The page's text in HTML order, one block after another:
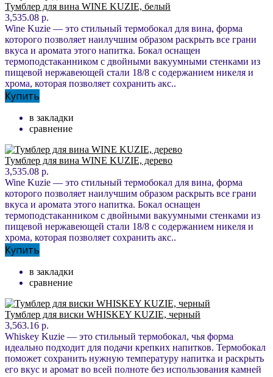
Тумблер для вина WINE KUZIE, белый
3,535.08 р.
Wine Kuzie — это стильный термобокал для вина, форма
которого позволяет наилучшим образом раскрыть все грани
вкуса и аромата этого напитка. Бокал оснащен
термоподстаканником с двойными вакуумными стенками из
пищевой нержавеющей стали 18/8 с содержанием никеля и
хрома, которая позволяет сохранить акс..
Купить
в закладки
сравнение
Тумблер для вина WINE KUZIE, дерево
3,535.08 р.
Wine Kuzie — это стильный термобокал для вина, форма
которого позволяет наилучшим образом раскрыть все грани
вкуса и аромата этого напитка. Бокал оснащен
термоподстаканником с двойными вакуумными стенками из
пищевой нержавеющей стали 18/8 с содержанием никеля и
хрома, которая позволяет сохранить акс..
Купить
в закладки
сравнение
Тумблер для виски WHISKEY KUZIE, черный
3,563.16 р.
Whiskey Kuzie — это стильный термобокал, чья форма
идеально подходит для подачи крепких напитков. Термобокал
поможет сохранить нужную температуру напитка и раскрыть
его вкус и аромат во всей полноте без использования камней